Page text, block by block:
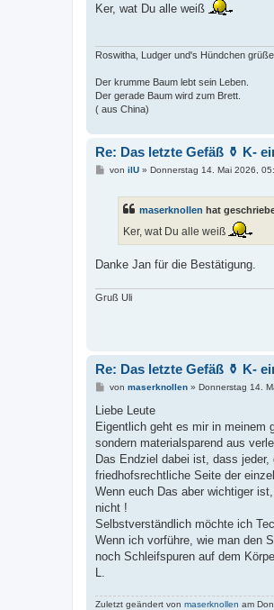
t
Ker, wat Du alle weiß
Roswitha, Ludger und's Hündchen
Der krumme Baum lebt sein Leben.
Der gerade Baum wird zum Brett.
( aus China)
Re: Das letzte Gefäß ⚱️ K-
Bvon ilU» Donnerstag 14. Mai 2026,
maserknollen hat
Ker, wat Du alle weiß
Danke Jan für die Bestätigung.
Gruß Uli
Re: Das letzte Gefäß ⚱️ K-
B
i
r
a
von maserknollen» Donnerstag 14.
Liebe Leute
Eigentlich geht es mir in meinem
sondern materialsparend aus
Das Endziel dabei ist, dass
friedhofsrechtliche Seite der
Wenn euch Das aber wichtiger
nicht !
Selbstverständlich möchte ich
Wenn ich vorführe, wie man den
noch Schleifspuren auf dem
Zuletzt geändert von maserknollen am